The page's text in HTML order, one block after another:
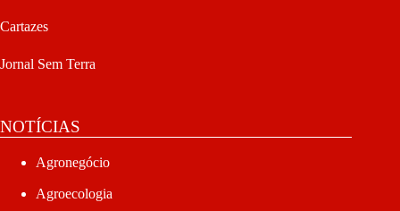
Cartazes
Jornal Sem Terra
NOTÍCIAS
Agronegócio
Agroecologia